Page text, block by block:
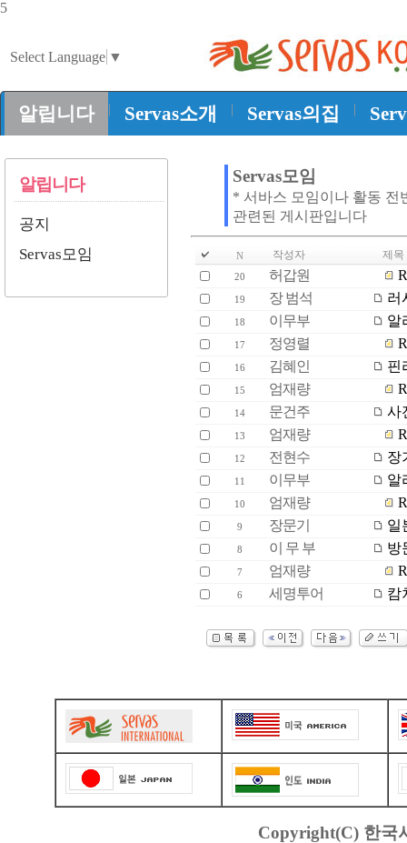
5
Select Language ▼
알립니다 | Servas소개 | Servas의집 |
알립니다
공지
Servas모임
Servas모임
* 서바스 모임이나 활동 전
관련된 게시판입니다
N 작성자 제목
20 허갑원
19 장 범석 러
18 이무부 알
17 정영렬
16 김혜인 핀
15 엄재량
14 문건주 사
13 엄재량
12 전현수 장
11 이무부 알
10 엄재량
9 장문기 일
8 이 무 부 방
7 엄재량
6 세명투어 캄
Copyright(C) 한국